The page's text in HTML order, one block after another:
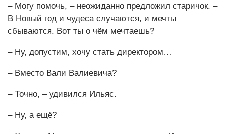
– Могу помочь, – неожиданно предложил старичок. –
В Новый год и чудеса случаются, и мечты
сбываются. Вот ты о чём мечтаешь?
– Ну, допустим, хочу стать директором…
– Вместо Вали Валиевича?
– Точно, – удивился Ильяс.
– Ну, а ещё?